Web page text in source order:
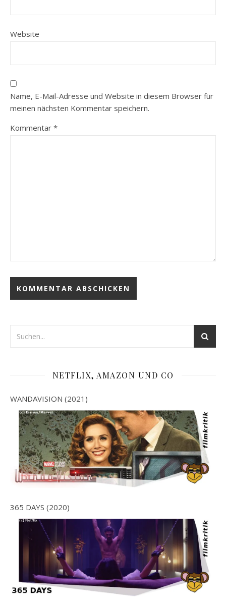
Website
Name, E-Mail-Adresse und Website in diesem Browser für
meinen nächsten Kommentar speichern.
Kommentar *
NETFLIX, AMAZON UND CO
WANDAVISION (2021)
365 DAYS (2020)